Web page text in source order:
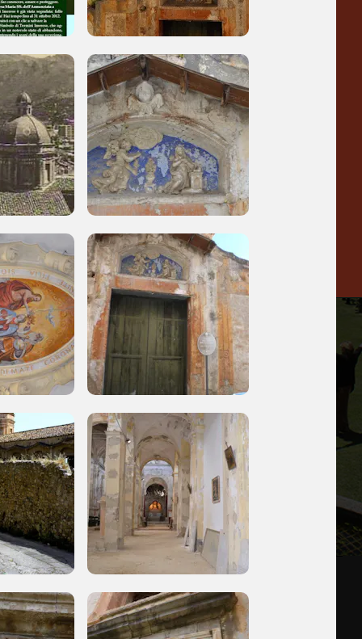
-25%
Pinacoteca
Agnelli
Torino
-23%
Collezione
Peggy
Guggenheim
Venezia
-20%
di te
n. 2092